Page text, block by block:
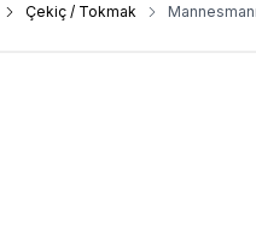
Çekiç / Tokmak